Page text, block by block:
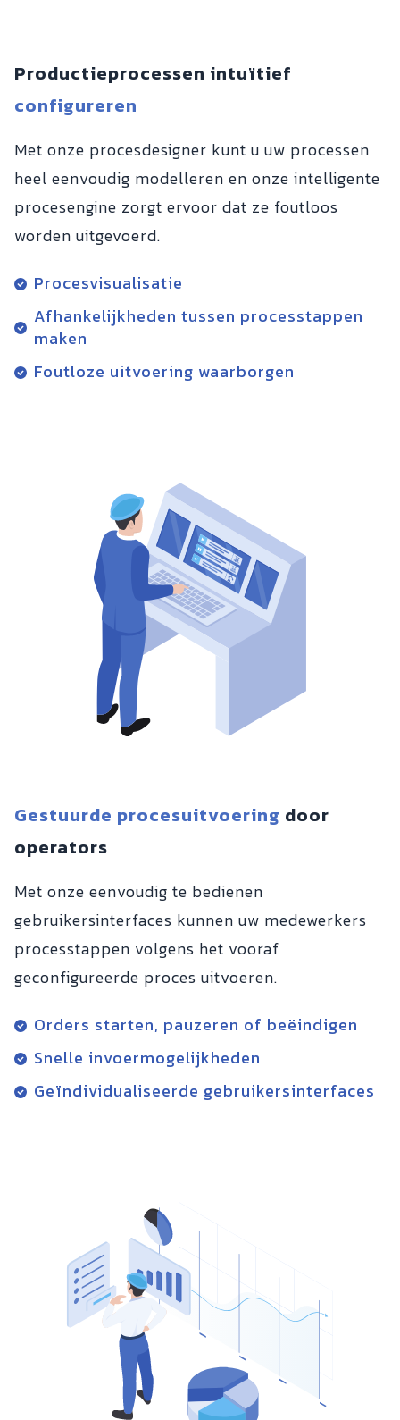
Productieprocessen intuïtief
configureren
Met onze procesdesigner kunt u uw processen
heel eenvoudig modelleren en onze intelligente
procesengine zorgt ervoor dat ze foutloos
worden uitgevoerd.
Procesvisualisatie
Afhankelijkheden tussen processtappen
maken
Foutloze uitvoering waarborgen
Gestuurde procesuitvoering door
operators
Met onze eenvoudig te bedienen
gebruikersinterfaces kunnen uw medewerkers
processtappen volgens het vooraf
geconfigureerde proces uitvoeren.
Orders starten, pauzeren of beëindigen
Snelle invoermogelijkheden
Geïndividualiseerde gebruikersinterfaces